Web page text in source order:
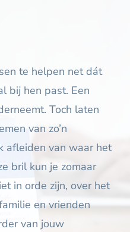
te helpen net dát
bij hen past. Een
Toch laten
van zo’n
afleiden van waar het
bril kun je zomaar
in orde zijn, over het
en vrienden
van jouw